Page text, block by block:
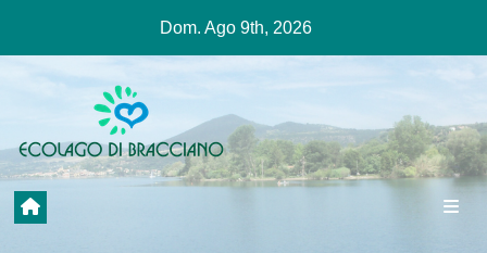
contenuto
Dom. Ago 9th, 2026